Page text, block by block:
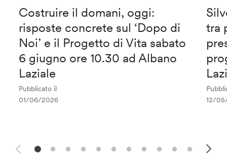
Costruire il domani, oggi:
risposte concrete sul ‘Dopo di
Noi’ e il Progetto di Vita sabato
6 giugno ore 10.30 ad Albano
Laziale
Pubblicato il
01/06/2026
tra
12/